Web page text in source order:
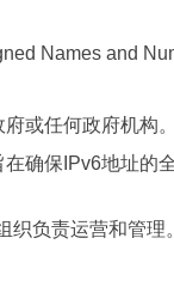
Names and
或任何政府机构。
确保IPv6地址的
负责运营和管理。